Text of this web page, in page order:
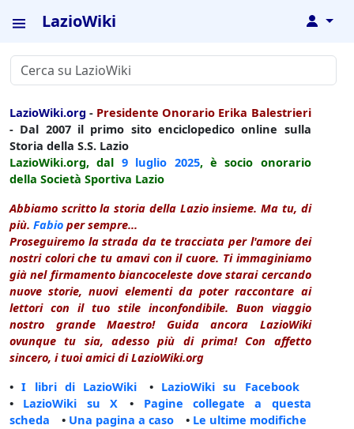
LazioWiki ↓
LazioWiki.org - Presidente Onorario Erika Balestrieri
- Dal 2007 il primo sito enciclopedico online sulla
Storia della S.S. Lazio
LazioWiki.org, dal 9 luglio 2025, è socio onorario
della Società Sportiva Lazio
Abbiamo scritto la storia della Lazio insieme. Ma tu, di
più. Fabio per sempre...
Proseguiremo la strada da te tracciata per l'amore dei
nostri colori che tu amavi con il cuore. Ti immaginiamo
già nel firmamento biancoceleste dove starai cercando
nuove storie, nuovi elementi da poter raccontare ai
lettori con il tuo stile inconfondibile. Buon viaggio
nostro grande Maestro! Guida ancora LazioWiki
ovunque tu sia, adesso più di prima! Con affetto
sincero, i tuoi amici di LazioWiki.org
•I libri di LazioWiki • LazioWiki su Facebook
• LazioWiki su X • Pagine collegate a questa
scheda • Una pagina a caso • Le ultime modifiche